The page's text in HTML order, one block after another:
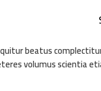
beatus
volumus scientia